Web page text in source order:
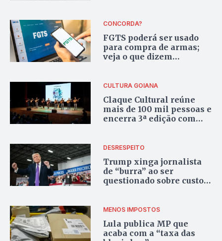
CONCORDA?
FGTS poderá ser usado
para compra de armas;
veja o que dizem
CULTURA GOIANA
Claque Cultural reúne
mais de 100 mil pessoas e
encerra 3ª edição com
DESRESPEITO
Trump xinga jornalista
de “burra” ao ser
questionado sobre custo
MENOS IMPOSTOS
Lula publica MP que
acaba com a “taxa das